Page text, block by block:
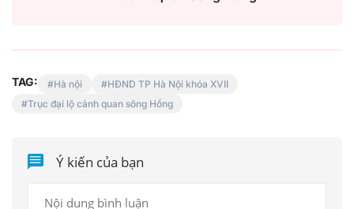
TAG: Hà nội
HĐND TP Hà Nội khóa XVII
Trục đại lộ cảnh quan sông Hồng
Ý kiến của bạn